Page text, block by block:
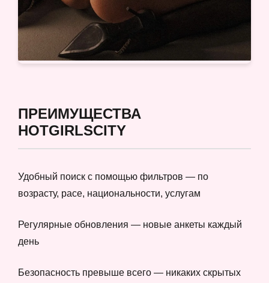
ПРЕИМУЩЕСТВА
HOTGIRLSCITY
Удобный поиск с помощью фильтров — по
возрасту, расе, национальности, услугам
Регулярные обновления — новые анкеты каждый
день
Безопасность превыше всего — никаких скрытых